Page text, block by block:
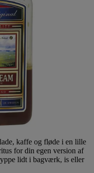
kaffe og fløde i en lille
for din egen version af
lidt i bagværk, is eller